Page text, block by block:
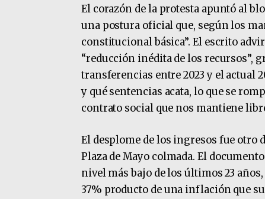
El corazón de la protesta apuntó al
una postura oficial que, según los
constitucional básica”. El escrito
“reducción inédita de los recursos”,
transferencias entre 2023 y el actual
y qué sentencias acata, lo que se
contrato social que nos mantiene
El desplome de los ingresos fue otro
Plaza de Mayo colmada. El
nivel más bajo de los últimos 23
37% producto de una inflación que